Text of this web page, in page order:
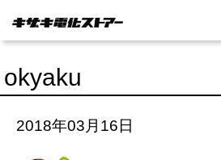
okyaku
2018年03月16日